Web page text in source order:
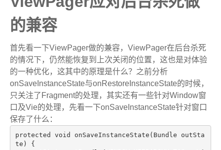
的兼容
首先看一下ViewPager做的兼容，ViewPager在后台杀死
的情况下，仍然能恢复到上次关闭的位置，这也是对体验
的一种优化，这其中的原理是什么？之前分析
onSaveInstanceState与onRestoreInstanceState的时候，
只关注了Fragment的处理，其实还有一些针对Window窗
口及Vie的处理，先看一下onSaveInstanceState针对窗口
保存了什么：
protected void onSaveInstanceState (Bundle outSta
te)
{